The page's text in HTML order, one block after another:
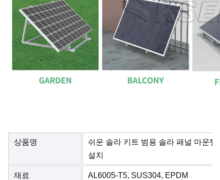
상품명
쉬운 솔라 키트 범용 솔라 패널 마운
설치
재료 AL6005-T5, SUS304, EPDM